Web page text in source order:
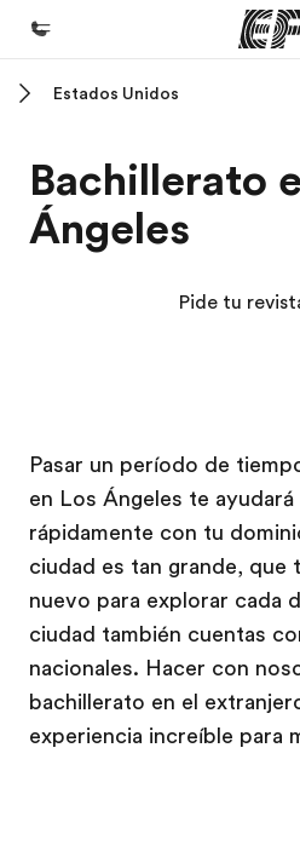
Programas
Ver todo lo que hacemos
Trabajos
Únete al equipo
Estados Unidos
Bachillerato
Ángeles
Pide tu
Pasar un período de
en Los Ángeles te ayudará
rápidamente con tu
ciudad es tan grande, que
nuevo para explorar cada
ciudad también cuentas
nacionales. Hacer con
bachillerato en el
experiencia increíble para